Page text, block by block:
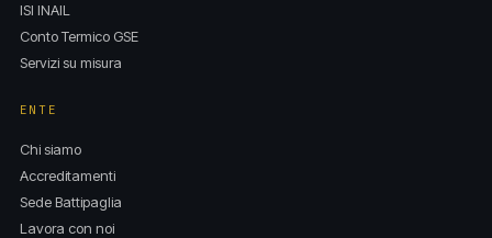
ISI INAIL
Conto Termico GSE
Servizi su misura
ENTE
Chi siamo
Accreditamenti
Sede Battipaglia
Lavora con noi